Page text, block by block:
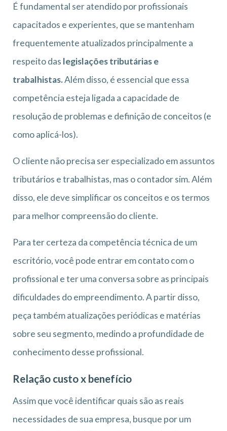
É fundamental ser atendido por profissionais
capacitados e experientes, que se mantenham
frequentemente atualizados principalmente a
respeito das legislações tributárias e
trabalhistas.Além disso, é essencial que essa
competência esteja ligada a capacidade de
resolução de problemas e definição de conceitos (e
como aplicá-los).
O cliente não precisa ser especializado em assuntos
tributários e trabalhistas, mas o contador sim. Além
disso, ele deve simplificar os conceitos e os termos
para melhor compreensão do cliente.
Para ter certeza da competência técnica de um
escritório, você pode entrar em contato com o
profissional e ter uma conversa sobre as principais
dificuldades do empreendimento. A partir disso,
peça também atualizações periódicas e matérias
sobre seu segmento, medindo a profundidade de
conhecimento desse profissional.
Relação custo x benefício
Assim que você identificar quais são as reais
necessidades de sua empresa, busque por um